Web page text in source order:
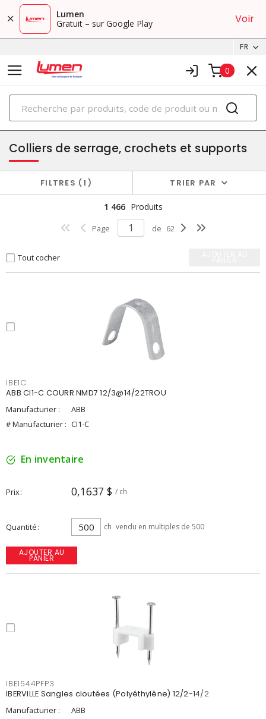
Lumen
Gratuit – sur Google Play
Voir
FR
0
PRODUITS
conduits, chemins de câbles et accessoires
Colliers de serrage, crochets et supports
FILTRES 1 TRIER PAR
1 466 Produits
Page de 62
Tout cocher
IBE1C
ABB CI1-C COURR NMD7 12/3@14/22TROU
Manufacturier :
ABB
# Manufacturier : CI1-C
En inventaire
Prix 0,1637 $ / ch
Quantité ch vendu en multiples de 500
AJOUTER AU
PANIER
IBE1544PFP3
IBERVILLE Sangles cloutées (Polyéthylène) 12/2-14/2
Manufacturier :
ABB